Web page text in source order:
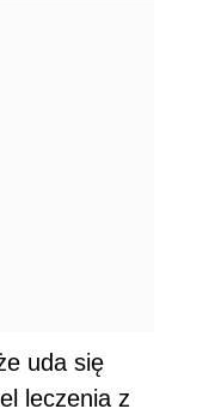
uda się
leczenia z